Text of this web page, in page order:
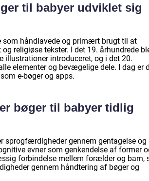
til babyer udviklet sig
som håndlavede og primært brugt til at
religiøse tekster. I det 19. århundrede
illustrationer introduceret, og i det 20.
elementer og bevægelige dele. I dag er
e-bøger og apps.
bøger til babyer tidlig
sprogfærdigheder gennem gentagelse og
evner som genkendelse af former
forbindelse mellem forælder og barn,
gennem håndtering af bøger og